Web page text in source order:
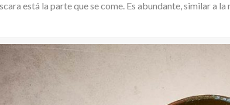
está la parte que se come. Es abundante, similar a